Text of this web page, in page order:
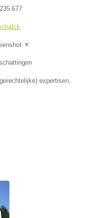
▼
expertisen,